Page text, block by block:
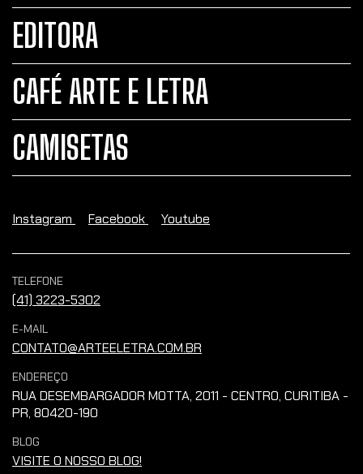
EDITORA
CAFÉ ARTE E LETRA
CAMISETAS
Instagram Facebook Youtube
TELEFONE
(41) 3223-5302
E-MAIL
CONTATO@ARTEELETRA.COM.BR
ENDEREÇO
RUA DESEMBARGADOR MOTTA, 2011 - CENTRO, CURITIBA -
PR, 80420-190
BLOG
VISITE O NOSSO BLOG!